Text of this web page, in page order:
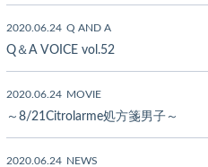
2020.06.24 Q AND A
Q＆A VOICE vol.52
2020.06.24 MOVIE
～8/21Citrolarme処方箋男子～
2020.06.24 NEWS